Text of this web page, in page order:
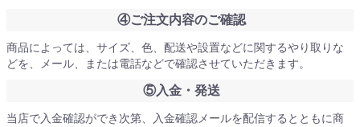
④ご注文内容のご確認
商品によっては、サイズ、色、配送や設置などに関するやり取りな
どを、メール、または電話などで確認させていただきます。
⑤入金・発送
当店で入金確認ができ次第、入金確認メールを配信するとともに商